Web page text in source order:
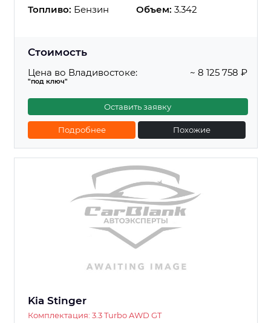
Топливо: Бензин Объем: 3.342
Стоимость
Цена во Владивостоке:
"под ключ"
~ 8 125 758 ₽
Оставить заявку
Подробнее Похожие
Kia Stinger
Комплектация: 3.3 Turbo AWD GT